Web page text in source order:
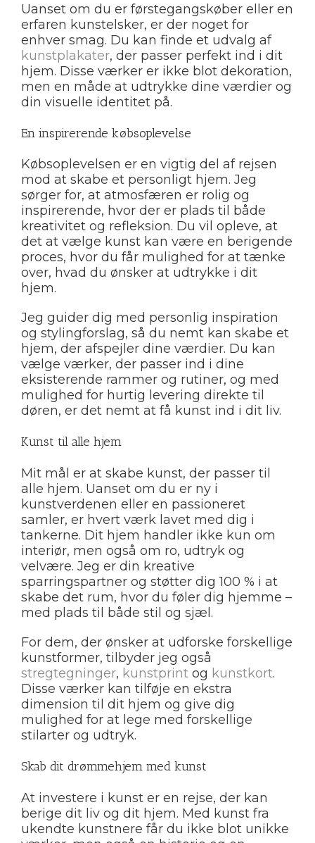
Uanset om du er førstegangskøber eller en
erfaren kunstelsker, er der noget for
enhver smag. Du kan finde et udvalg af
kunstplakater, der passer perfekt ind i dit
hjem. Disse værker er ikke blot dekoration,
men en måde at udtrykke dine værdier og
din visuelle identitet på.
En inspirerende købsoplevelse
Købsoplevelsen er en vigtig del af rejsen
mod at skabe et personligt hjem. Jeg
sørger for, at atmosfæren er rolig og
inspirerende, hvor der er plads til både
kreativitet og refleksion. Du vil opleve, at
det at vælge kunst kan være en berigende
proces, hvor du får mulighed for at tænke
over, hvad du ønsker at udtrykke i dit
hjem.
Jeg guider dig med personlig inspiration
og stylingforslag, så du nemt kan skabe et
hjem, der afspejler dine værdier. Du kan
vælge værker, der passer ind i dine
eksisterende rammer og rutiner, og med
mulighed for hurtig levering direkte til
døren, er det nemt at få kunst ind i dit liv.
Kunst til alle hjem
Mit mål er at skabe kunst, der passer til
alle hjem. Uanset om du er ny i
kunstverdenen eller en passioneret
samler, er hvert værk lavet med dig i
tankerne. Dit hjem handler ikke kun om
interiør, men også om ro, udtryk og
velvære. Jeg er din kreative
sparringspartner og støtter dig 100 % i at
skabe det rum, hvor du føler dig hjemme –
med plads til både stil og sjæl.
For dem, der ønsker at udforske forskellige
kunstformer, tilbyder jeg også
stregtegninger, kunstprint og kunstkort.
Disse værker kan tilføje en ekstra
dimension til dit hjem og give dig
mulighed for at lege med forskellige
stilarter og udtryk.
Skab dit drømmehjem med kunst
At investere i kunst er en rejse, der kan
berige dit liv og dit hjem. Med kunst fra
ukendte kunstnere får du ikke blot unikke